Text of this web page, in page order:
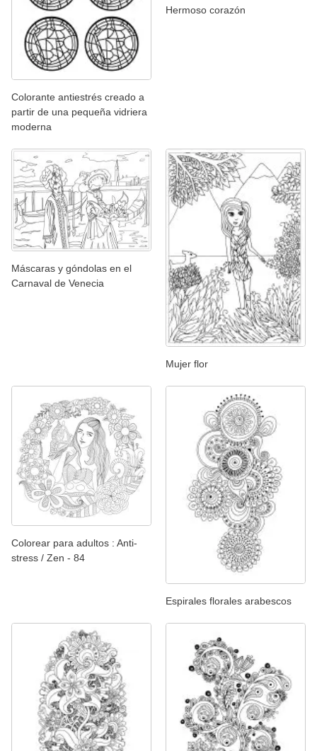
Colorante antiestrés creado a
partir de una pequeña vidriera
moderna
Hermoso corazón
Máscaras y góndolas en el
Carnaval de Venecia
Mujer flor
Colorear para adultos : Anti-
stress / Zen - 84
Espirales florales arabescos